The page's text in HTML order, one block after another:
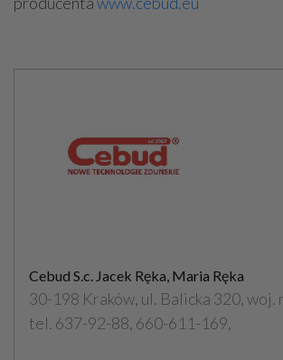
Cebud S.c. Jacek Ręka, Maria Ręka
30-198 Kraków, ul. Balicka 320, woj.
tel. 637-92-88, 660-611-169,